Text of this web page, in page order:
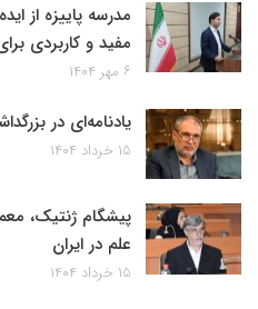
مدرسه پاییزه از
مفید و کاربردی
۶ مهر ۱۴۰۴
یادنامه‌ای در
۱۵ خرداد ۱۴۰۴
پیشگام ژنتیک،
علم در ایران
۱۵ خرداد ۱۴۰۴